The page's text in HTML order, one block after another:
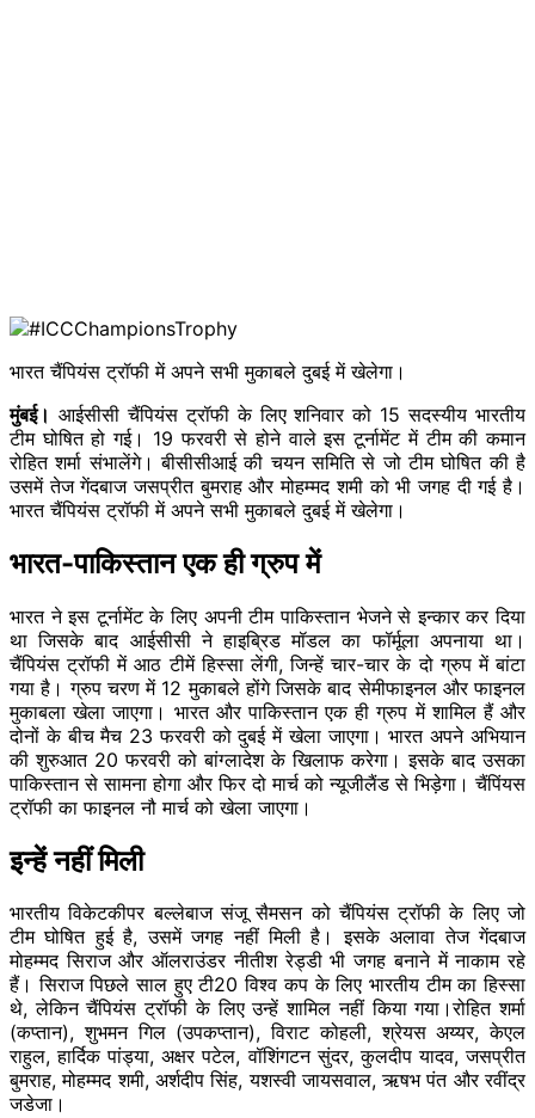
भारत चैंपियंस ट्रॉफी में अपने सभी मुकाबले दुबई में खेलेगा।
मुंबई। आईसीसी चैंपियंस ट्रॉफी के लिए शनिवार को 15 सदस्यीय भारतीय
टीम घोषित हो गई। 19 फरवरी से होने वाले इस टूर्नामेंट में टीम की कमान
रोहित शर्मा संभालेंगे। बीसीसीआई की चयन समिति से जो टीम घोषित की है
उसमें तेज गेंदबाज जसप्रीत बुमराह और मोहम्मद शमी को भी जगह दी गई है।
भारत चैंपियंस ट्रॉफी में अपने सभी मुकाबले दुबई में खेलेगा।
भारत-पाकिस्तान एक ही ग्रुप में
भारत ने इस टूर्नामेंट के लिए अपनी टीम पाकिस्तान भेजने से इन्कार कर दिया
था जिसके बाद आईसीसी ने हाइब्रिड मॉडल का फॉर्मूला अपनाया था।
चैंपियंस ट्रॉफी में आठ टीमें हिस्सा लेंगी, जिन्हें चार-चार के दो ग्रुप में बांटा
गया है। ग्रुप चरण में 12 मुकाबले होंगे जिसके बाद सेमीफाइनल और फाइनल
मुकाबला खेला जाएगा। भारत और पाकिस्तान एक ही ग्रुप में शामिल हैं और
दोनों के बीच मैच 23 फरवरी को दुबई में खेला जाएगा। भारत अपने अभियान
की शुरुआत 20 फरवरी को बांग्लादेश के खिलाफ करेगा। इसके बाद उसका
पाकिस्तान से सामना होगा और फिर दो मार्च को न्यूजीलैंड से भिड़ेगा। चैंपिंयस
ट्रॉफी का फाइनल नौ मार्च को खेला जाएगा।
इन्हें नहीं मिली
भारतीय विकेटकीपर बल्लेबाज संजू सैमसन को चैंपियंस ट्रॉफी के लिए जो
टीम घोषित हुई है, उसमें जगह नहीं मिली है। इसके अलावा तेज गेंदबाज
मोहम्मद सिराज और ऑलराउंडर नीतीश रेड्डी भी जगह बनाने में नाकाम रहे
हैं। सिराज पिछले साल हुए टी20 विश्व कप के लिए भारतीय टीम का हिस्सा
थे, लेकिन चैंपियंस ट्रॉफी के लिए उन्हें शामिल नहीं किया गया।रोहित शर्मा
(कप्तान), शुभमन गिल (उपकप्तान), विराट कोहली, श्रेयस अय्यर, केएल
राहुल, हार्दिक पांड्या, अक्षर पटेल, वॉशिंगटन सुंदर, कुलदीप यादव, जसप्रीत
बुमराह, मोहम्मद शमी, अर्शदीप सिंह, यशस्वी जायसवाल, ऋषभ पंत और रवींद्र
जडेजा।